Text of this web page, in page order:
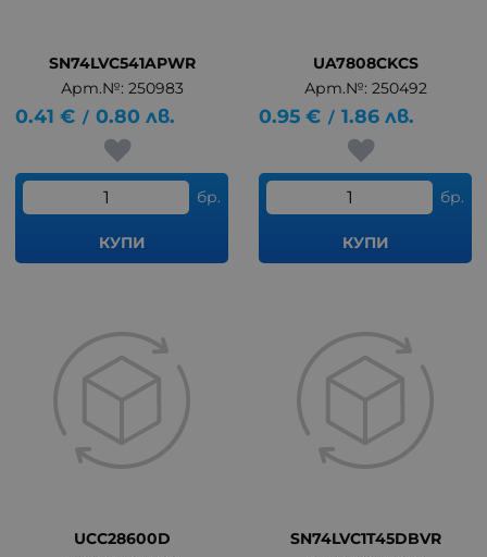
SN74LVC541APWR
Арт.№: 250983
0.41 € / 0.80 лв.
бр.
КУПИ
UA7808CKCS
Арт.№: 250492
0.95 € / 1.86 лв.
бр.
КУПИ
UCC28600D
SN74LVC1T45DBVR